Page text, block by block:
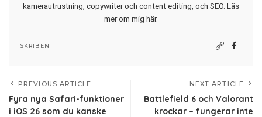
kamerautrustning, copywriter och content editing, och SEO. Läs
mer om mig här.
SKRIBENT
PREVIOUS ARTICLE
Fyra nya Safari-funktioner
i iOS 26 som du kanske
NEXT ARTICLE
Battlefield 6 och Valorant
krockar – fungerar inte